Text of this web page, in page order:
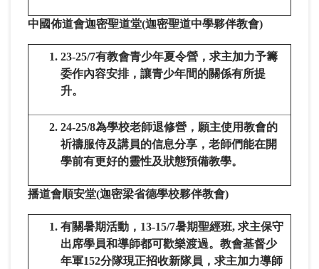
中國佈道會迦密聖道堂(迦密聖道中學夥伴教會)
23-25/7有教會青少年夏令營，求主加力予籌
委作內容安排，讓青少年間的關係有所提
升。
24-25/8為學校老師退修營，願主使用教會的
祈禱服侍及講員的信息分享，老師們能在開
學前有更好的靈性及狀態預備教學。
播道會順安堂(迦密梁省德學校夥伴教會)
有關暑期活動，13-15/7暑期聖經班, 求主保守
出席學員和導師都可歡樂渡過。教會基督少
年軍152分隊現正招收新隊員，求主加力導師